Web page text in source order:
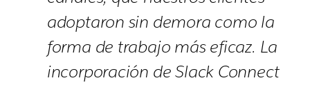
adoptaron sin demora como la
forma de trabajo más eficaz. La
incorporación de Slack Connect